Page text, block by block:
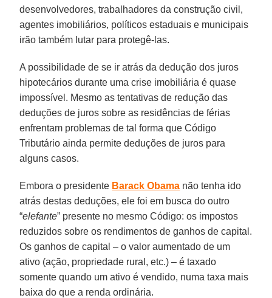
desenvolvedores, trabalhadores da construção civil,
agentes imobiliários, políticos estaduais e municipais
irão também lutar para protegê-las.
A possibilidade de se ir atrás da dedução dos juros
hipotecários durante uma crise imobiliária é quase
impossível. Mesmo as tentativas de redução das
deduções de juros sobre as residências de férias
enfrentam problemas de tal forma que Código
Tributário ainda permite deduções de juros para
alguns casos.
Embora o presidente Barack Obama não tenha ido
atrás destas deduções, ele foi em busca do outro
“elefante” presente no mesmo Código: os impostos
reduzidos sobre os rendimentos de ganhos de capital.
Os ganhos de capital – o valor aumentado de um
ativo (ação, propriedade rural, etc.) – é taxado
somente quando um ativo é vendido, numa taxa mais
baixa do que a renda ordinária.